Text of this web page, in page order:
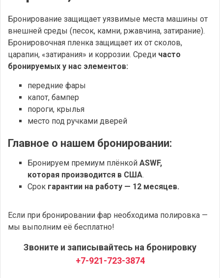
Бронирование защищает уязвимые места машины от
внешней среды (песок, камни, ржавчина, затирание).
Бронировочная пленка защищает их от сколов,
царапин, «затирания» и коррозии. Среди часто
бронируемых у нас элементов:
передние фары
капот, бампер
пороги, крылья
место под ручками дверей
Главное о нашем бронировании:
Бронируем премиум плёнкой ASWF,
которая производится в США.
Срок гарантии на работу — 12 месяцев.
Если при бронировании фар необходима полировка —
мы выполним её бесплатно!
Звоните и записывайтесь на бронировку
+7-921-723-3874